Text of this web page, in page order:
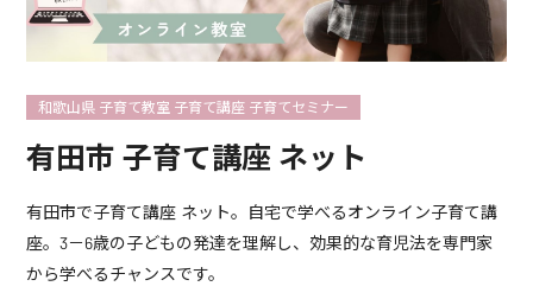
有田市 子育て講座 ネット
有田市で子育て講座 ネット。自宅で学べるオンライン子育て講
座。3－6歳の子どもの発達を理解し、効果的な育児法を専門家
から学べるチャンスです。
和歌山県 子育て教室 子育て講座 子育てセミナー